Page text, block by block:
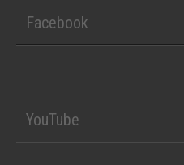
Facebook
YouTube